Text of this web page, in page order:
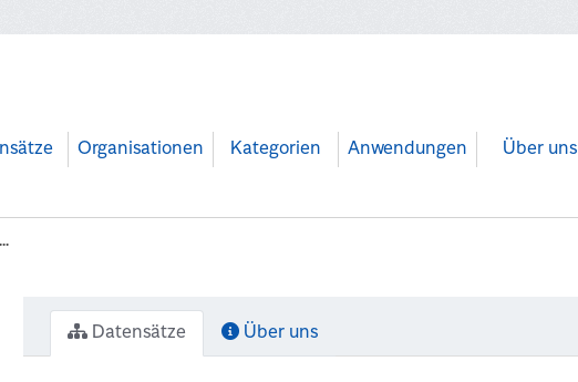
Organisationen Kategorien Anwendungen Über uns
Datensätze Über uns